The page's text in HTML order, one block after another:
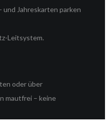
Jahreskarten parken
Leitsystem.
oder über
mautfrei – keine